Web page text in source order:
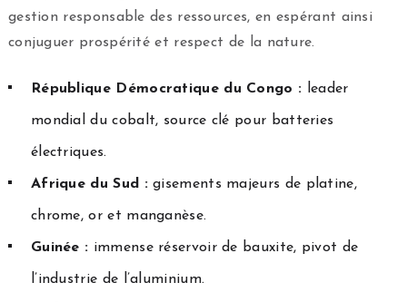
gestion responsable des ressources, en espérant ainsi
conjuguer prospérité et respect de la nature.
République Démocratique du Congo : leader
mondial du cobalt, source clé pour batteries
électriques.
Afrique du Sud :gisements majeurs de platine,
chrome, or et manganèse.
Guinée : immense réservoir de bauxite, pivot de
l’industrie de l’aluminium.